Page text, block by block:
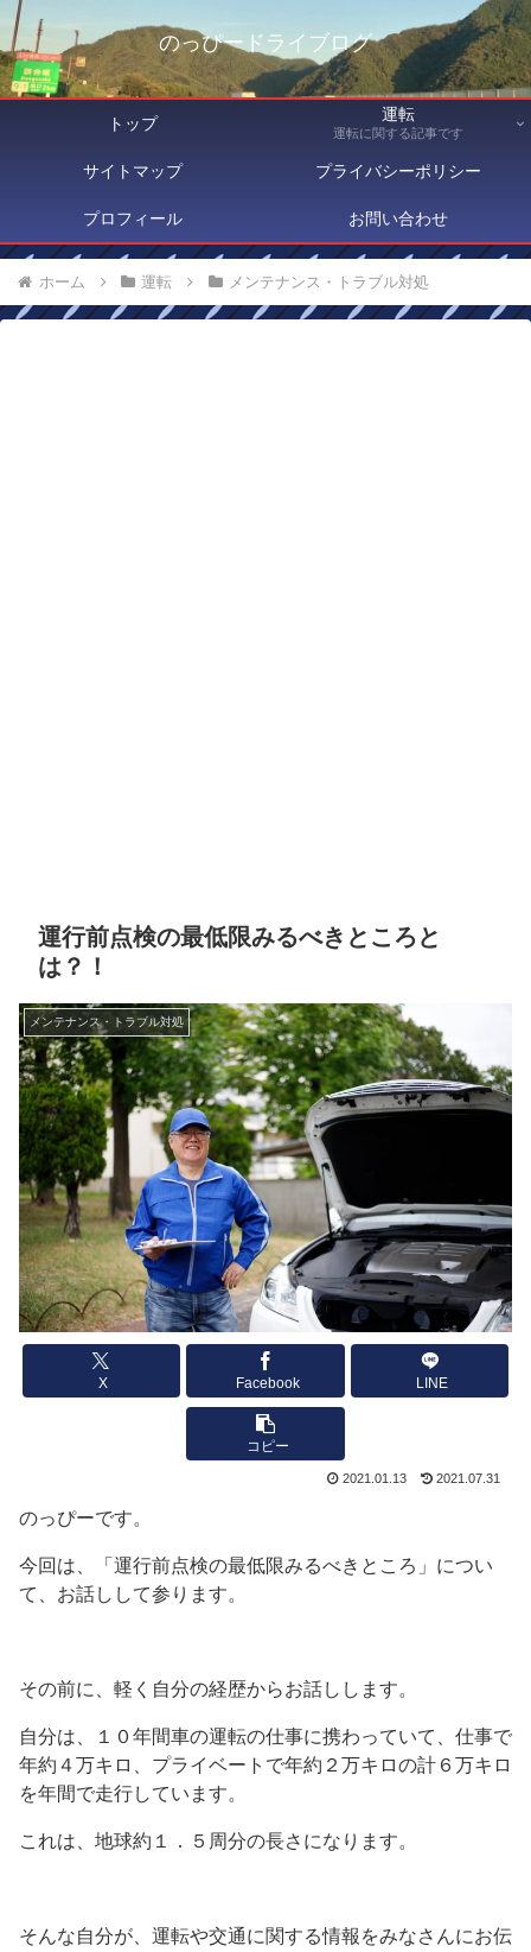
のっぴードライブログ
トップ 運転
運転に関する記事です
サイトマップ プライバシーポリシー
プロフィール お問い合わせ
ホーム 運転 メンテナンス・トラブル対処
運行前点検の最低限みるべきところと
は？！
メンテナンス・トラブル対処
X Facebook LINE
コピー
2021.01.13 2021.07.31
のっぴーです。
今回は、「運行前点検の最低限みるべきところ」につい
て、お話しして参ります。
その前に、軽く自分の経歴からお話しします。
自分は、１０年間車の運転の仕事に携わっていて、仕事で
年約４万キロ、プライベートで年約２万キロの計６万キロ
を年間で走行しています。
これは、地球約１．５周分の長さになります。
そんな自分が、運転や交通に関する情報をみなさんにお伝